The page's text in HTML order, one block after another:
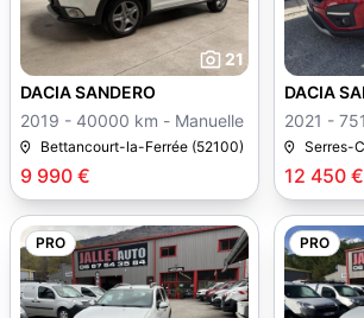
21
9 990 €
DACIA SANDERO
2019 - 40000 km - Manuelle
Bettancourt-la-Ferrée (52100)
12 450 €
Serres-
PRO PRO